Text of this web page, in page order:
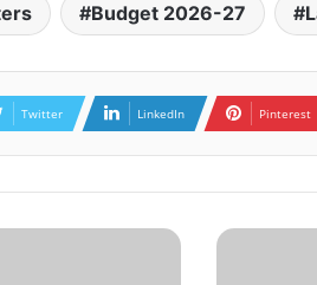
Budget 2026-27
Twitter LinkedIn Pinterest